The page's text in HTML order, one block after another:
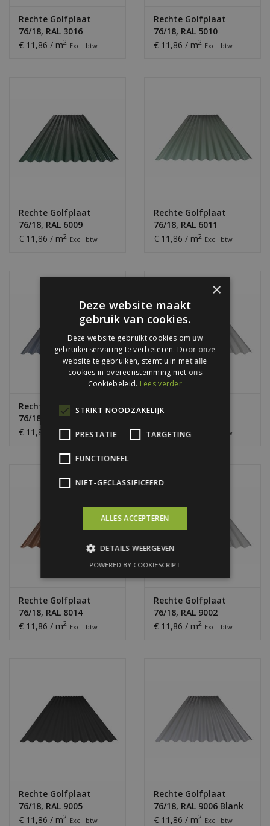
Rechte Golfplaat
76/18, RAL 3016
Koraalrood
€ 11,86 / m2 Excl. btw
Rechte Golfplaat
76/18, RAL 5010
Gentiaanblauw
€ 11,86 / m2 Excl. btw
Rechte Golfplaat
76/18, RAL 6009
Dennengroen
€ 11,86 / m2 Excl. btw
Rechte Golfplaat
76/18, RAL 6011
Resedagroen
€ 11,86 / m2 Excl. btw
Rechte Golfplaat
76/18, RAL 7016
Antraciet
€ 11,86 / m2 Excl. btw
Rechte Golfplaat
76/18, RAL 7035
Lichtgrijs
€ 11,86 / m Excl. btw
Rechte Golfplaat
76/18, RAL 8014
Sepiabruin
€ 11,86 / m2 Excl. btw
Rechte Golfplaat
76/18, RAL 9002
Grijswit
€ 11,86 / m2 Excl. btw
Rechte Golfplaat
76/18, RAL 9005
Gitzwart
€ 11,86 / m2 Excl. btw
Rechte Golfplaat
76/18, RAL 9006 Blank
Aluminium
€ 11,86 / m2 Excl. btw
×
Deze website maakt
gebruik van cookies.
Deze website gebruikt cookies om uw
gebruikerservaring te verbeteren. Door onze
website te gebruiken, stemt u in met alle
cookies in overeenstemming met ons
Cookiebeleid. Lees verder
STRIKT NOODZAKELIJK
PRESTATIE TARGETING
FUNCTIONEEL
NIET-GECLASSIFICEERD
ALLES ACCEPTEREN
DETAILS WEERGEVEN
POWERED BY COOKIESCRIPT